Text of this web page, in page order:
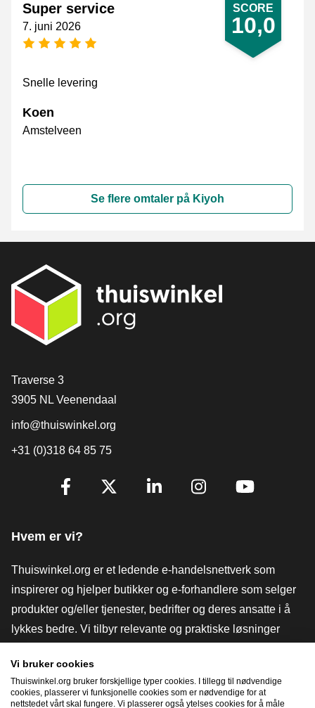
SCORE
10,0
Super service
7. juni 2026
[_General:NumberOfStarsPluralFormat]
Snelle levering
Koen
Amstelveen
Se flere omtaler på Kiyoh
[_General:Contact]
Traverse 3
3905 NL Veenendaal
info@thuiswinkel.org
+31 (0)318 64 85 75
[_General:SocialMediaTitle]
Hvem er vi?
Thuiswinkel.org er et ledende e-handelsnettverk som
inspirerer og hjelper butikker og e-forhandlere som selger
produkter og/eller tjenester, bedrifter og deres ansatte i å
lykkes bedre. Vi tilbyr relevante og praktiske løsninger
verktøy og råd, advokatvirksomhet, markedsundersøkelser,
og har vår egen utdanningsplattform, Thuiswinkel e-
Vi bruker cookies
Thuiswinkel.org bruker forskjellige typer cookies. I tillegg til nødvendige
cookies, plasserer vi funksjonelle cookies som er nødvendige for at
nettstedet vårt skal fungere. Vi plasserer også ytelses cookies for å måle